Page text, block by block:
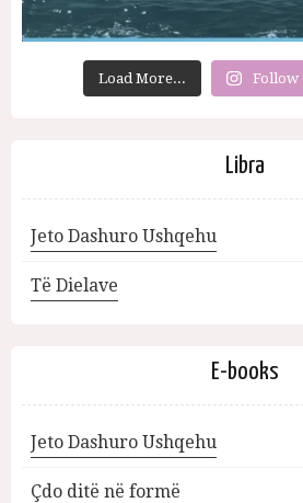
Load More... Follow
Libra
Jeto Dashuro Ushqehu
Të Dielave
E-books
Jeto Dashuro Ushqehu
Çdo ditë në formë